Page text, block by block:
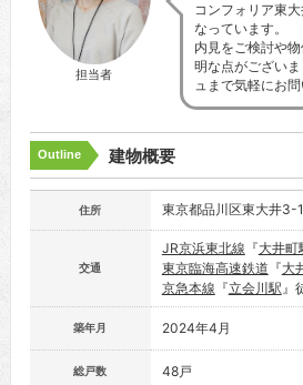
担当者
コンフォリア東
なっています。
内見をご検討や
明な点がござい
ュまで気軽にお
Outline 建物概要
住所 東京都品川区東大井3-
交通
JR京浜東北線 『大井町
東京臨海高速鉄道 『大
京急本線 『立会川駅』
築年月 2024年4月
総戸数 48戸